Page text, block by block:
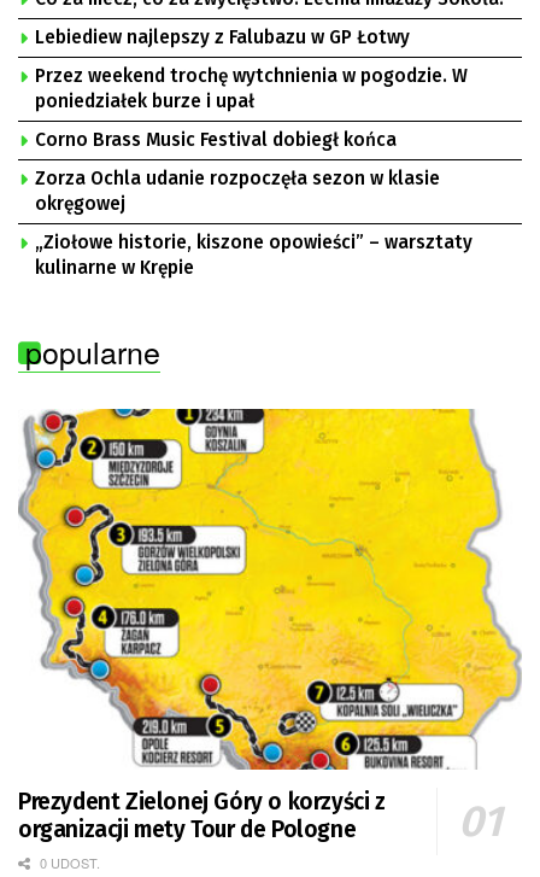
Lebiediew najlepszy z Falubazu w GP Łotwy
Przez weekend trochę wytchnienia w pogodzie. W
poniedziałek burze i upał
Corno Brass Music Festival dobiegł końca
Zorza Ochla udanie rozpoczęła sezon w klasie
okręgowej
„Ziołowe historie, kiszone opowieści” – warsztaty
kulinarne w Krępie
popularne
Prezydent Zielonej Góry o korzyści z
organizacji mety Tour de Pologne
0 UDOST.